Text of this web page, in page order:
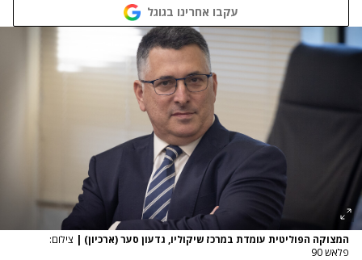
עקבו אחרינו בגוגל
המצוקה הפוליטית עומדת במרכז שיקוליו, גדעון סער (ארכיון) | צילום:
פלאש 90